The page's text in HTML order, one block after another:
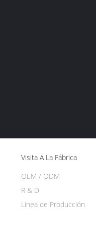
Visita A La Fábrica
Línea de Producción
OEM / ODM
R & D